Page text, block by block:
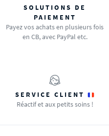
SOLUTIONS DE
PAIEMENT
Payez vos achats en plusieurs fois
en CB, avec PayPal etc.
SERVICE CLIENT
Réactif et aux petits soins !